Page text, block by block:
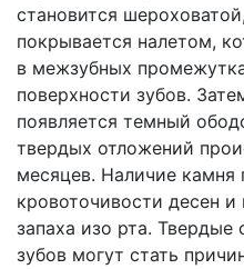
становится
покрывается налетом,
в межзубных
поверхности зубов.
появляется темный
твердых отложений
месяцев. Наличие камня
кровоточивости десен и
запаха изо рта. Твердые
зубов могут стать